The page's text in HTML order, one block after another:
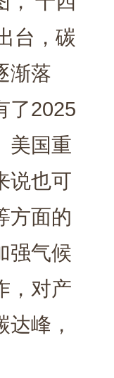
台，碳
渐落
了2025
美国重
说也可
方面的
强气候
，对产
峰，